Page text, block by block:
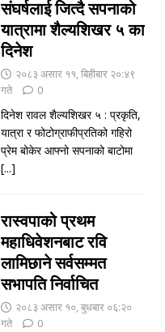
संघर्षलाई जित्दै सपनाको
यात्रामा शैल्यशिखर ५ का
दिनेश
२०८३ असार ११, बिहीबार २०:४९
गते
0
दिनेश रावल शैल्यशिखर ५ : प्रकृति,
यात्रा र फोटोग्राफीप्रतिको गहिरो
प्रेम बोकेर आफ्नो सपनाको बाटोमा
[...]
रास्वपाको प्रथम
महाधिवेशनबाट रवि
लामिछाने सर्वसम्मत
सभापति निर्वाचित
२०८३ असार १०, बुधबार ०६:२०
गते
0